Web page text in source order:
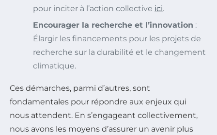
pour inciter à l’action collective ici.
Encourager la recherche et l’innovation :
Élargir les financements pour les projets de
recherche sur la durabilité et le changement
climatique.
Ces démarches, parmi d’autres, sont
fondamentales pour répondre aux enjeux qui
nous attendent. En s’engageant collectivement,
nous avons les moyens d’assurer un avenir plus